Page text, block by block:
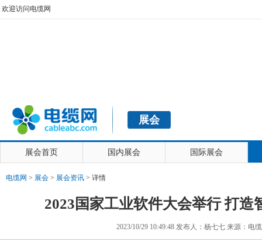
欢迎访问电缆网
展会
展会首页 国内展会 国际展会
电缆网 > 展会 > 展会资讯 > 详情
2023国家工业软件大会举行 打造
2023/10/29 10:49:48 发布人：杨七七 来源：电